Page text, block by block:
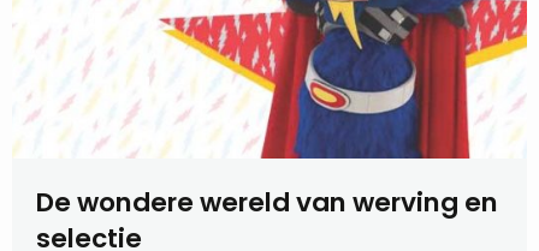
De wondere wereld van werving en
selectie